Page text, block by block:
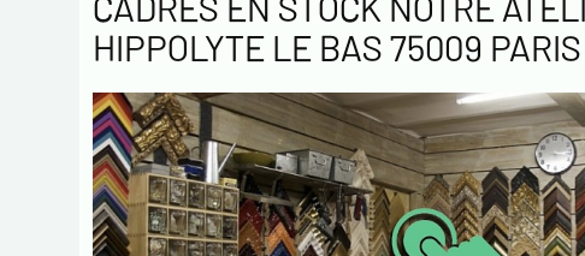
HIPPOLYTE LE BAS 75009 PARIS